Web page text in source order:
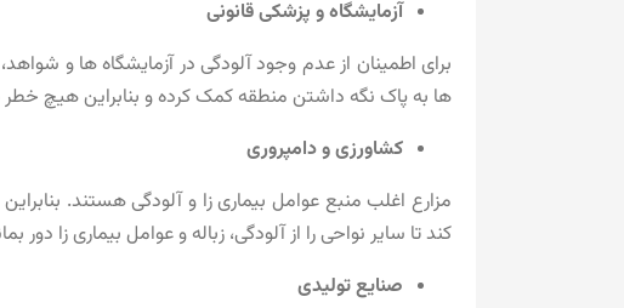
آزمایشگاه و پزشکی قانونی
برای اطمینان از عدم وجود آلودگی در آزمایشگاه ها و
ها به پاک نگه داشتن منطقه کمک کرده و بنابراین هیچ
کشاورزی و دامپروری
مزارع اغلب منبع عوامل بیماری زا و آلودگی هستند.
کند تا سایر نواحی را از آلودگی، زباله و عوامل بیماری زا دور
صنایع تولیدی